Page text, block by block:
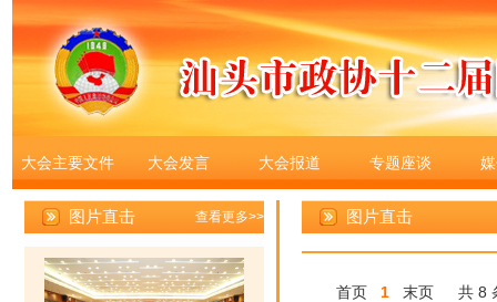
大会主要文件 大会发言 大会报道 专题座谈
图片直击
首页 1 末页 共 8